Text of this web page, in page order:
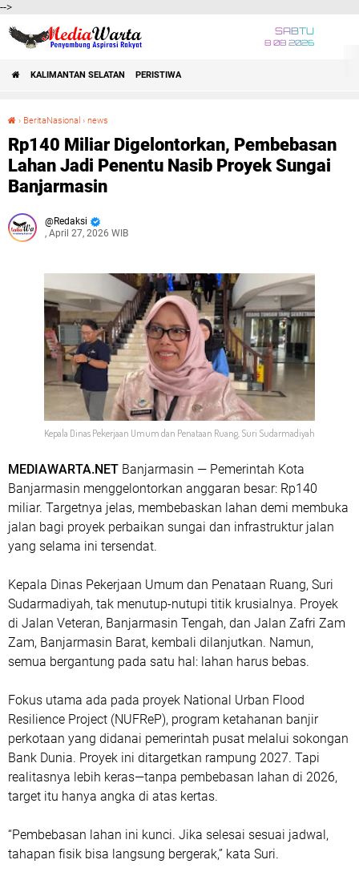
-->
SABTU
8 08 2026
KALIMANTAN SELATAN PERISTIWA
› BeritaNasional › news
Rp140 Miliar Digelontorkan, Pembebasan
Lahan Jadi Penentu Nasib Proyek Sungai
Banjarmasin
Redaksi
, April 27, 2026 WIB
Kepala Dinas Pekerjaan Umum dan Penataan Ruang, Suri Sudarmadiyah
MEDIAWARTA.NET Banjarmasin — Pemerintah Kota
Banjarmasin menggelontorkan anggaran besar: Rp140
miliar. Targetnya jelas, membebaskan lahan demi membuka
jalan bagi proyek perbaikan sungai dan infrastruktur jalan
yang selama ini tersendat.
Kepala Dinas Pekerjaan Umum dan Penataan Ruang, Suri
Sudarmadiyah, tak menutup-nutupi titik krusialnya. Proyek
di Jalan Veteran, Banjarmasin Tengah, dan Jalan Zafri Zam
Zam, Banjarmasin Barat, kembali dilanjutkan. Namun,
semua bergantung pada satu hal: lahan harus bebas.
Fokus utama ada pada proyek National Urban Flood
Resilience Project (NUFReP), program ketahanan banjir
perkotaan yang didanai pemerintah pusat melalui sokongan
Bank Dunia. Proyek ini ditargetkan rampung 2027. Tapi
realitasnya lebih keras—tanpa pembebasan lahan di 2026,
target itu hanya angka di atas kertas.
“Pembebasan lahan ini kunci. Jika selesai sesuai jadwal,
tahapan fisik bisa langsung bergerak,” kata Suri.